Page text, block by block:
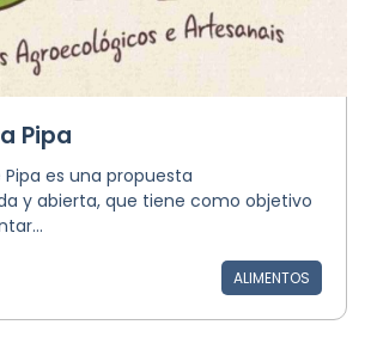
Pipa
Pipa es una propuesta
y abierta, que tiene como objetivo
ALIMENTOS